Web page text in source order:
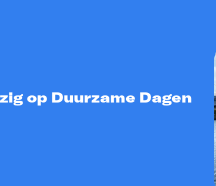
op Duurzame Dagen